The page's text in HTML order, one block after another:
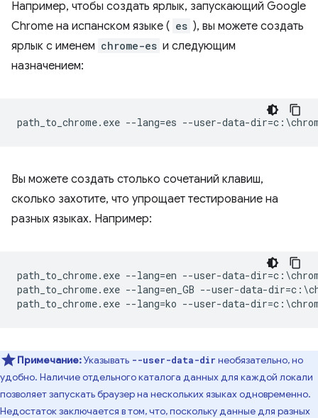
Например, чтобы создать ярлык, запускающий Google
Chrome на испанском языке ( es ), вы можете создать
ярлык с именем chrome-es и следующим
назначением:
Вы можете создать столько сочетаний клавиш,
сколько захотите, что упрощает тестирование на
разных языках. Например:
path_to_chrome.exe --lang=en --user-data-
path_to_chrome.exe --lang=en_GB --user-data-
Примечание:Указывать --user-data-dir необязательно, но
удобно. Наличие отдельного каталога данных для каждой локали
позволяет запускать браузер на нескольких языках одновременно.
Недостаток заключается в том, что, поскольку данные для разных